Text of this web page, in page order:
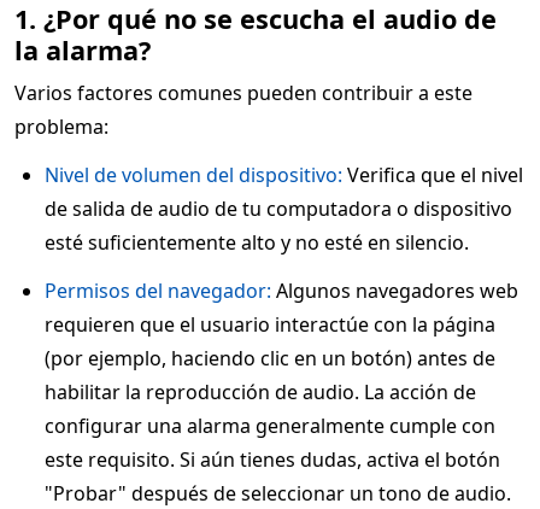
1. ¿Por qué no se escucha el audio de
la alarma?
Varios factores comunes pueden contribuir a este
problema:
Nivel de volumen del dispositivo: Verifica que el nivel
de salida de audio de tu computadora o dispositivo
esté suficientemente alto y no esté en silencio.
Permisos del navegador: Algunos navegadores web
requieren que el usuario interactúe con la página
(por ejemplo, haciendo clic en un botón) antes de
habilitar la reproducción de audio. La acción de
configurar una alarma generalmente cumple con
este requisito. Si aún tienes dudas, activa el botón
"Probar" después de seleccionar un tono de audio.